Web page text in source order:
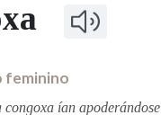
IDENTIDADE
MARCIAL DEL
FIGURAS
PRIMAVERA
Bluesky
LEMAS
feminino
congoxa ían